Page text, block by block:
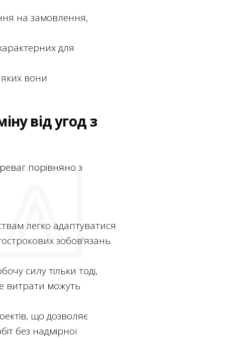
на замовлення,
для
яких вони
від угод з
порівняно з
легко адаптуватися
зобов’язань.
силу тільки тоді,
витрати можуть
що дозволяє
без надмірної